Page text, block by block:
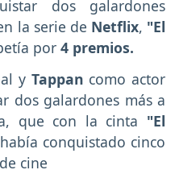
dos galardones
la serie de Netflix, "El
por 4 premios.
yTappan como actor
dos galardones más a
que con la cinta "El
conquistado cinco
cine